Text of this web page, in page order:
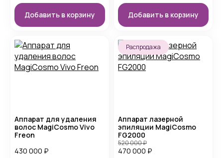
Добавить в корзину Добавить в корзину
Аппарат для удаления
волос MagiCosmo Vivo
Freon
430 000 ₽
Распродажа
Аппарат лазерной
эпиляции MagiCosmo
FG2000
470 000 ₽
520 000₽